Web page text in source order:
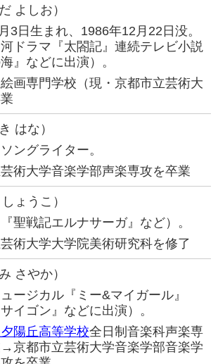
よしお）
3日生まれ、1986年12月22日没。
ドラマ『太閤記』連続テレビ小説
海』などに出演）。
画専門学校（現・京都市立芸術大
はな）
ングライター。
術大学音楽学部声楽専攻を卒業
ょうこ）
聖戦記エルナサーガ』など）。
術大学大学院美術研究科を修了
さやか）
ージカル『ミー&マイガール』
サイゴン』などに出演）。
陽丘高等学校全日制音楽科声楽専
京都市立芸術大学音楽学部音楽学